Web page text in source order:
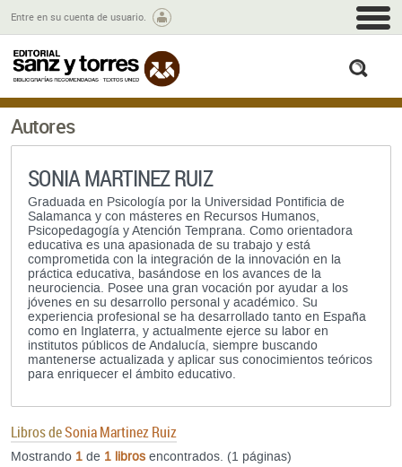
Entre en su cuenta de usuario.
Autores
SONIA MARTINEZ RUIZ
Graduada en Psicología por la Universidad Pontificia de
Salamanca y con másteres en Recursos Humanos,
Psicopedagogía y Atención Temprana. Como orientadora
educativa es una apasionada de su trabajo y está
comprometida con la integración de la innovación en la
práctica educativa, basándose en los avances de la
neurociencia. Posee una gran vocación por ayudar a los
jóvenes en su desarrollo personal y académico. Su
experiencia profesional se ha desarrollado tanto en España
como en Inglaterra, y actualmente ejerce su labor en
institutos públicos de Andalucía, siempre buscando
mantenerse actualizada y aplicar sus conocimientos teóricos
para enriquecer el ámbito educativo.
Libros deSonia Martinez Ruiz
Mostrando 1 de 1 libros encontrados. (1 páginas)